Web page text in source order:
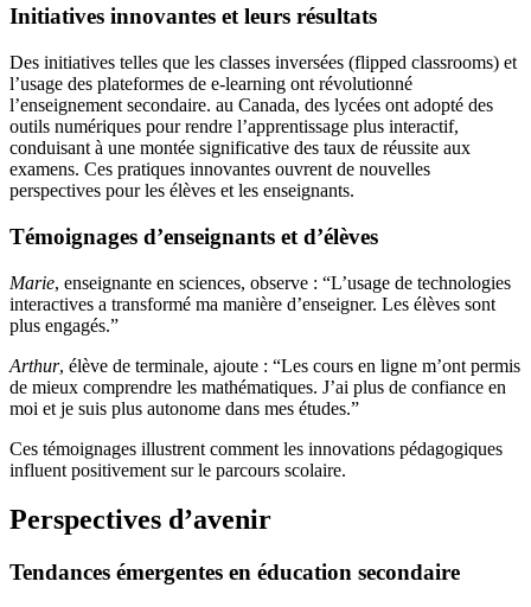
Initiatives innovantes et leurs résultats
Des initiatives telles que les classes inversées (flipped classrooms) et
l’usage des plateformes de e-learning ont révolutionné
l’enseignement secondaire. au Canada, des lycées ont adopté des
outils numériques pour rendre l’apprentissage plus interactif,
conduisant à une montée significative des taux de réussite aux
examens. Ces pratiques innovantes ouvrent de nouvelles
perspectives pour les élèves et les enseignants.
Témoignages d’enseignants et d’élèves
Marie, enseignante en sciences, observe : “L’usage de technologies
interactives a transformé ma manière d’enseigner. Les élèves sont
plus engagés.”
Arthur, élève de terminale, ajoute : “Les cours en ligne m’ont permis
de mieux comprendre les mathématiques. J’ai plus de confiance en
moi et je suis plus autonome dans mes études.”
Ces témoignages illustrent comment les innovations pédagogiques
influent positivement sur le parcours scolaire.
Perspectives d’avenir
Tendances émergentes en éducation secondaire